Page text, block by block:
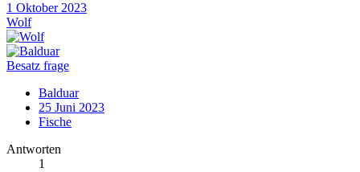
1 Oktober 2023
Wolf
Besatz frage
Balduar
25 Juni 2023
Fische
Antworten
1